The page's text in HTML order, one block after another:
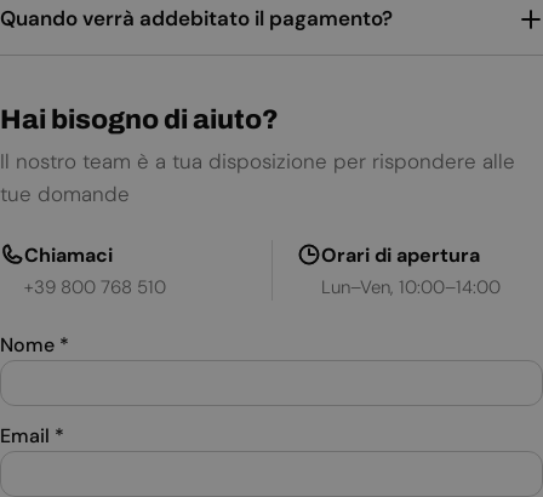
Quando verrà addebitato il pagamento?
Hai bisogno di aiuto?
Il nostro team è a tua disposizione per rispondere alle
tue domande
Chiamaci
+39 800 768 510
Orari di apertura
Lun–Ven, 10:00–14:00
Nome *
Email *